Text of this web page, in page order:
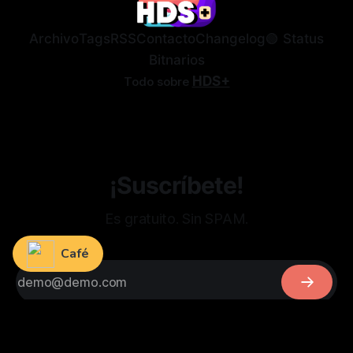
ArchivoTagsRSSContactoChangelog🟢 Status
Bitnarios
Todo sobre HDS+
¡Suscríbete!